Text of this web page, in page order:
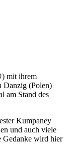
mit ihrem
Danzig (Polen)
am Stand des
Kumpaney
und auch viele
Gedanke wird hier